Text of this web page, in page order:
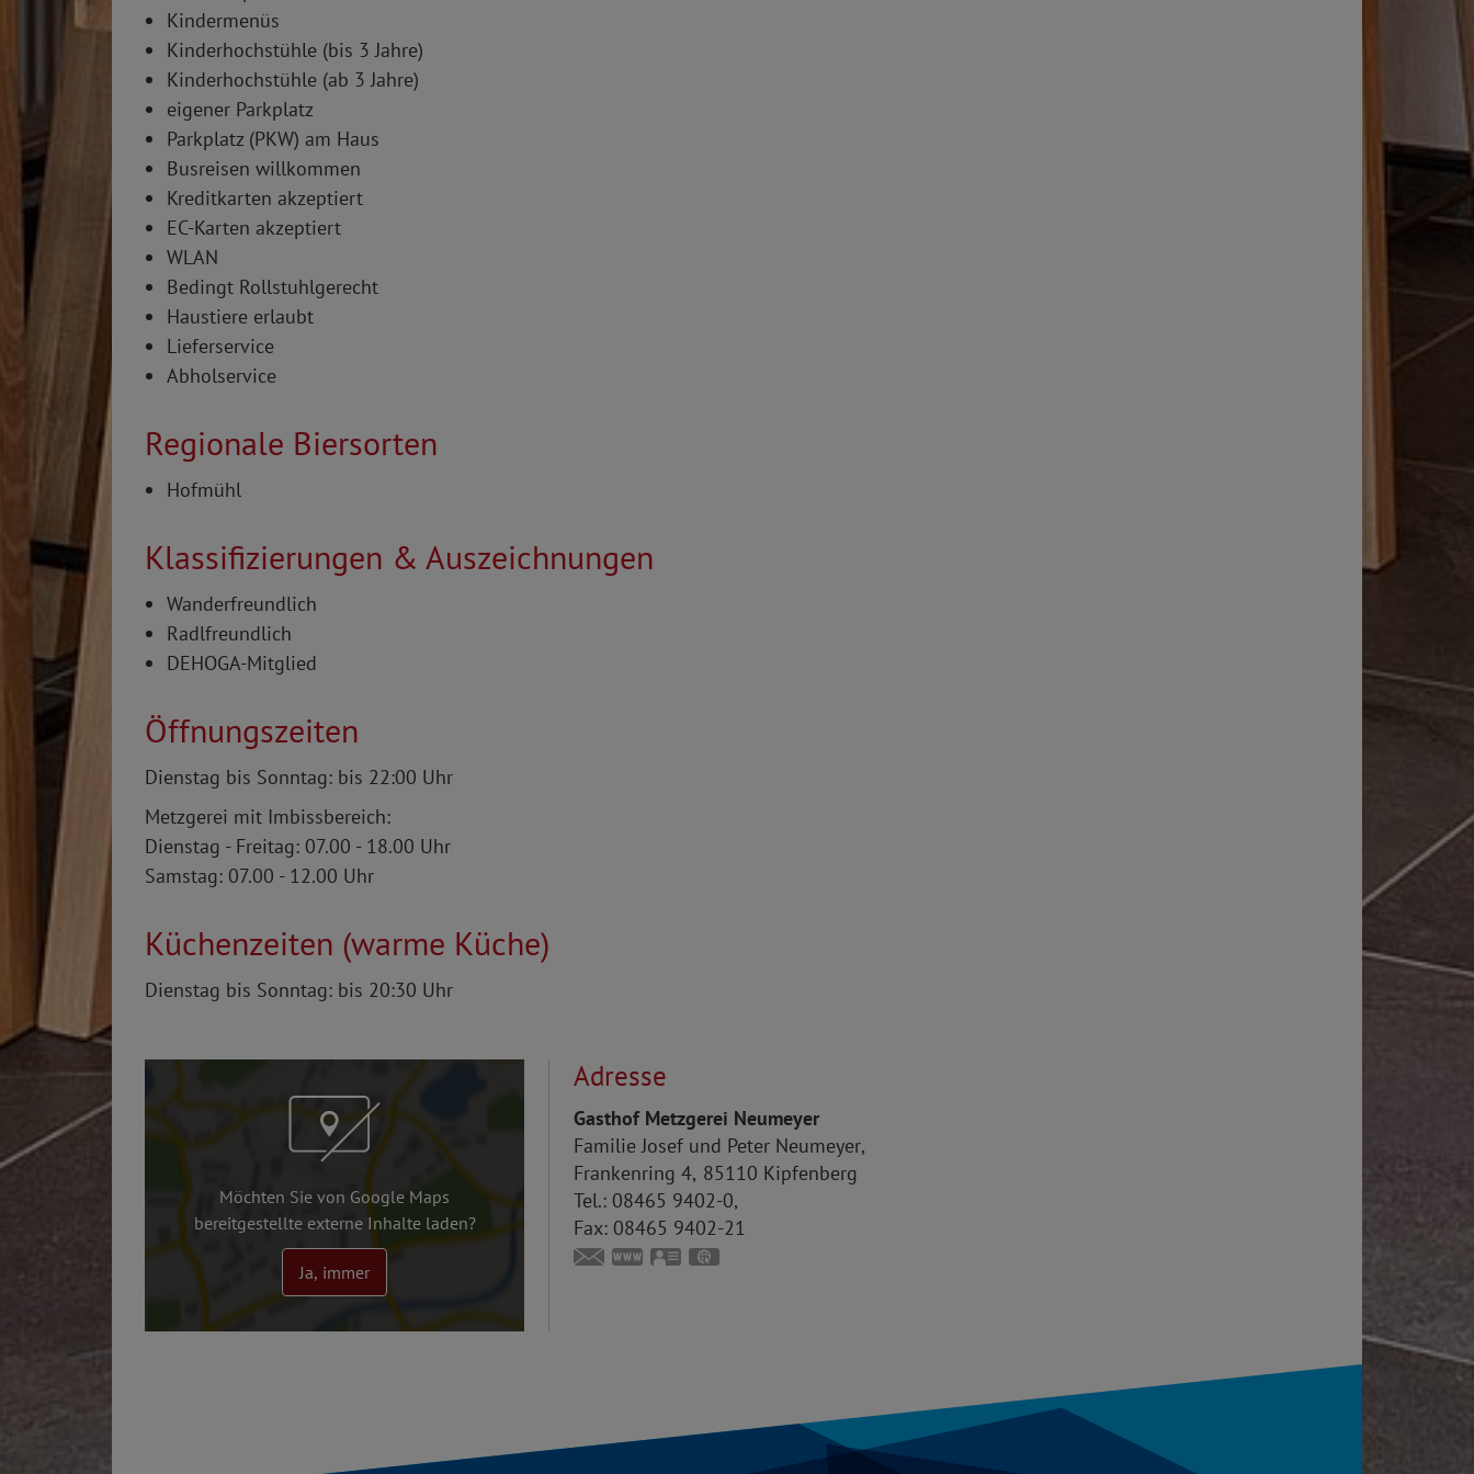
Kindermenüs
Kinderhochstühle (bis 3 Jahre)
Kinderhochstühle (ab 3 Jahre)
eigener Parkplatz
Parkplatz (PKW) am Haus
Busreisen willkommen
Kreditkarten akzeptiert
EC-Karten akzeptiert
WLAN
Bedingt Rollstuhlgerecht
Haustiere erlaubt
Lieferservice
Abholservice
Regionale Biersorten
Hofmühl
Klassifizierungen & Auszeichnungen
Wanderfreundlich
Radlfreundlich
DEHOGA-Mitglied
Öffnungszeiten
Dienstag bis Sonntag: bis 22:00 Uhr
Metzgerei mit Imbissbereich:
Dienstag - Freitag: 07.00 - 18.00 Uhr
Samstag: 07.00 - 12.00 Uhr
Küchenzeiten (warme Küche)
Dienstag bis Sonntag: bis 20:30 Uhr
Möchten Sie von Google Maps
bereitgestellte externe Inhalte laden?
Ja, immer
Adresse
Gasthof Metzgerei Neumeyer
Familie Josef und Peter Neumeyer
Frankenring 4 85110 Kipfenberg
Tel.: 08465 9402-0
Fax: 08465 9402-21
info@metzgerei-gasthof-neumeyer.de
www.metzgerei-gasthof-neumeyer.de
vCard